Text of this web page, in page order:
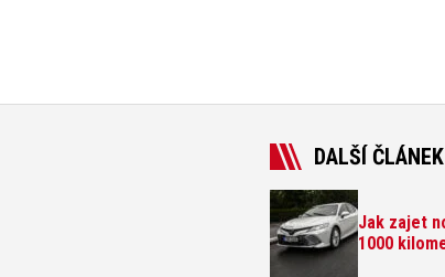
DALŠÍ ČLÁNEK
Jak zajet
1000